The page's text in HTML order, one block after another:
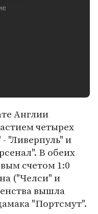
Англии
четырех
"Ливерпуль" и
В обеих
счетом 1:0
("Челси" и
вышла
"Портсмут".